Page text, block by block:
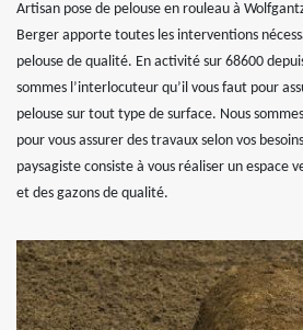
Artisan pose de pelouse en rouleau à
Berger apporte toutes les interventions
pelouse de qualité. En activité sur 68600
sommes l’interlocuteur qu’il vous faut pour
pelouse sur tout type de surface. Nous
pour vous assurer des travaux selon vos
paysagiste consiste à vous réaliser un espace
et des gazons de qualité.